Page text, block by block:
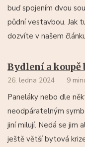
buď spojením dvou
půdní vestavbou. Jak
dozvíte v našem
Bydlení a koupě
26. ledna 2024 9
Paneláky nebo dle
neodpáratelným
jiní milují. Nedá se jim
ještě větší bytová